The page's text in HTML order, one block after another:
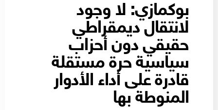
بوكمازي: لا وجود
لانتقال ديمقراطي
حقيقي دون أحزاب
سياسية حرة مستقلة
قادرة على أداء الأدوار
المنوطة بها